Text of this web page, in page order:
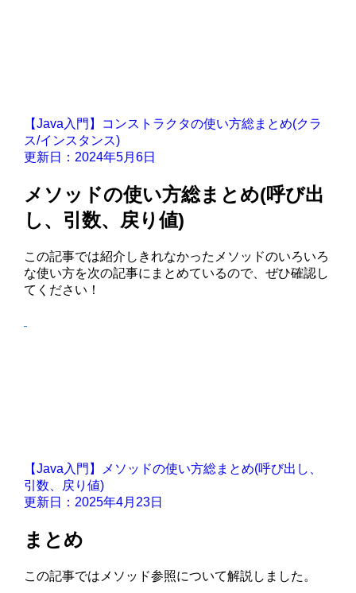
【Java入門】コンストラクタの使い方総まとめ(クラ
ス/インスタンス)
更新日：2024年5月6日
メソッドの使い方総まとめ(呼び出
し、引数、戻り値)
この記事では紹介しきれなかったメソッドのいろいろ
な使い方を次の記事にまとめているので、ぜひ確認し
てください！
【Java入門】メソッドの使い方総まとめ(呼び出し、
引数、戻り値)
更新日：2025年4月23日
まとめ
この記事ではメソッド参照について解説しました。